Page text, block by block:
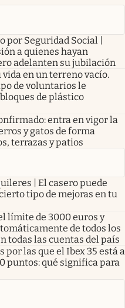
por Seguridad Social |
a quienes hayan
adelanten su jubilación
vida en un terreno vacío.
de voluntarios le
de plástico
entra en vigor la
y gatos de forma
terrazas y patios
| El casero puede
tipo de mejoras en tu
límite de 3000 euros y
de todos los
todas las cuentas del país
por las que el Ibex 35 está a
puntos: qué significa para